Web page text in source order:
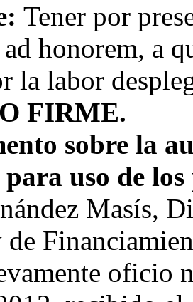
Tener por
honorem, a
la labor
FIRME.
sobre la
para uso de
Masís,
oficio